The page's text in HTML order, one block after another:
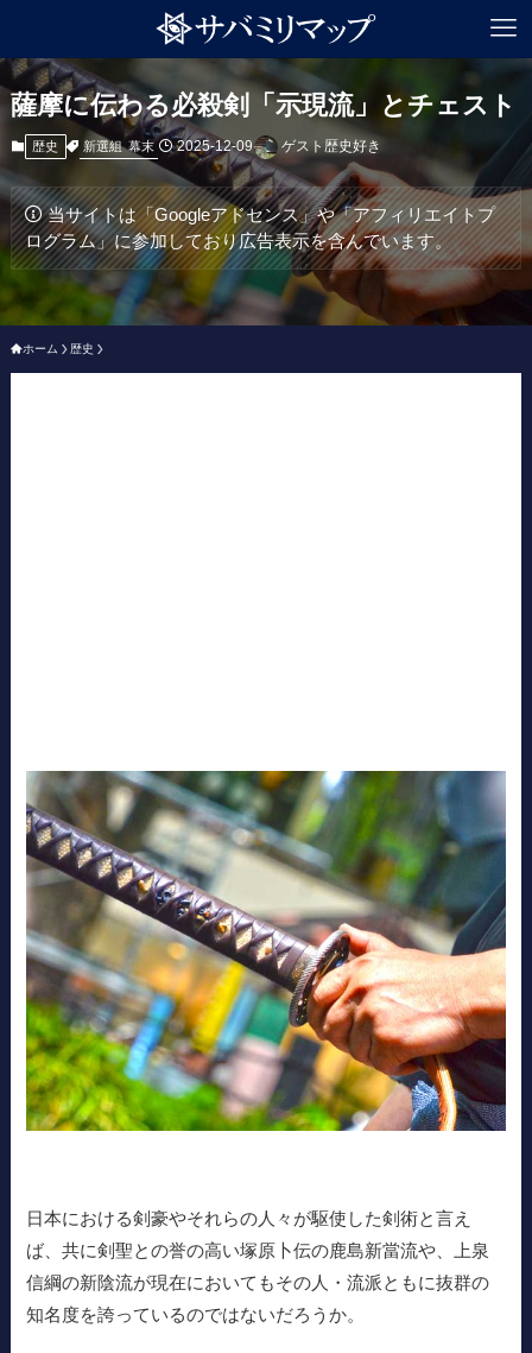
薩摩に伝わる必殺剣「示現流」とチェスト
歴史 新選組 幕末 2025-12-09 ゲスト歴史好き
当サイトは「Googleアドセンス」や「アフィリエイトプ
ログラム」に参加しており広告表示を含んでいます。
ホーム 歴史
日本における剣豪やそれらの人々が駆使した剣術と言え
ば、共に剣聖との誉の高い塚原卜伝の鹿島新當流や、上泉
信綱の新陰流が現在においてもその人・流派ともに抜群の
知名度を誇っているのではないだろうか。